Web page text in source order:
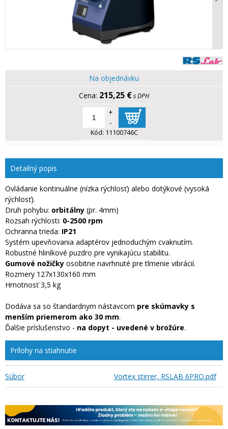
Na objednávku
215,25 €s DPH
+
-
Kód: 11100746C
Detailný popis
Ovládanie kontinuálne (nízka rýchlosť) alebo dotýkové (vysoká
rýchlosť).
Druh pohybu: orbitálny (pr. 4mm)
Rozsah rýchlosti: 0-2500 rpm
Ochranna trieda: IP21
Systém upevňovania adaptérov jednoduchým cvaknutím.
Robustné hliníkové puzdro pre vynikajúcu stabilitu.
Gumové nožičky osobitne navrhnuté pre tlmenie vibrácií.
Rozmery 127x130x160 mm
Hmotnosť 3,5 kg
Dodáva sa so štandardnym nástavcom pre skúmavky s
menším priemerom ako 30 mm.
Ďalšie príslušenstvo - na dopyt - uvedené v brožúre.
Prílohy na stiahnutie
Súbor Vortex stirrer, RSLAB 6PRO.pdf